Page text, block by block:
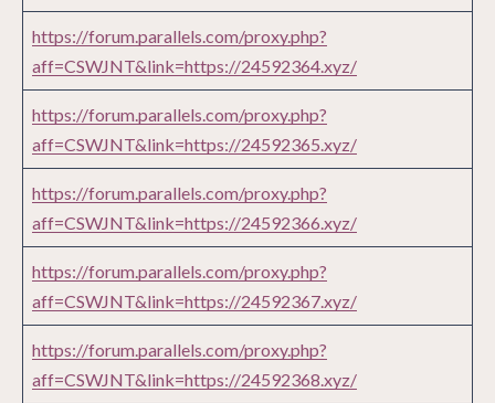
https://forum.parallels.com/proxy.php?
aff=CSWJNT&link=https://24592364.xyz/
https://forum.parallels.com/proxy.php?
aff=CSWJNT&link=https://24592365.xyz/
https://forum.parallels.com/proxy.php?
aff=CSWJNT&link=https://24592366.xyz/
https://forum.parallels.com/proxy.php?
aff=CSWJNT&link=https://24592367.xyz/
https://forum.parallels.com/proxy.php?
aff=CSWJNT&link=https://24592368.xyz/